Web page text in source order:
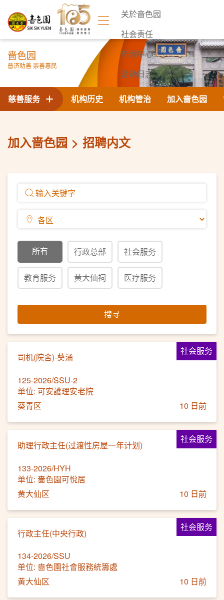
关於啬色园
社会责任
新闻中心
活动日志
联络我们
啬色园
普济劝善 崇善惠民
机构历史 机构管治 加入啬色园
慈善服务
加入啬色园 招聘内文
所有 行政总部 社会服务
教育服务 黄大仙祠 医疗服务
搜寻
社会服务
司机(院舍)-葵涌
125-2026/SSU-2
单位: 可安護理安老院
葵青区
10 日前
社会服务
助理行政主任(过渡性房屋一年计划)
133-2026/HYH
单位: 嗇色園可悅居
黄大仙区
10 日前
社会服务
行政主任(中央行政)
134-2026/SSU
单位: 嗇色園社會服務統籌處
黄大仙区
10 日前